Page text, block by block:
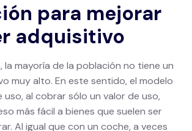
para mejorar
adquisitivo
la mayoría de la población no tiene un
muy alto. En este sentido, el modelo
uso, al cobrar sólo un valor de uso,
más fácil a bienes que suelen ser
Al igual que con un coche, a veces